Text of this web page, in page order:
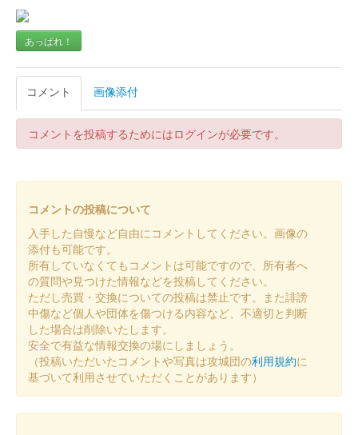
あっぱれ！
コメント 画像添付
コメントを投稿するためにはログインが必要です。
コメントの投稿について
入手した自慢など自由にコメントしてください。画像の
添付も可能です。
所有していなくてもコメントは可能ですので、所有者へ
の質問や見つけた情報などを投稿してください。
ただし売買・交換についての投稿は禁止です。また誹謗
中傷など個人や団体を傷つける内容など、不適切と判断
した場合は削除いたします。
安全で有益な情報交換の場にしましょう。
（投稿いただいたコメントや写真は攻城団の利用規約に
基づいて利用させていただくことがあります）